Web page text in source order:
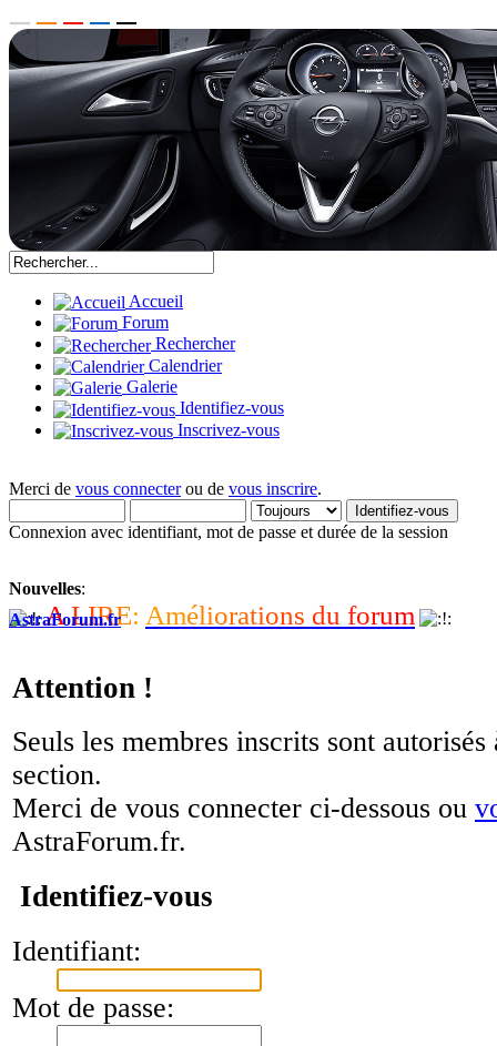
Accueil
Forum
Rechercher
Calendrier
Galerie
Identifiez-vous
Inscrivez-vous
Merci de vous connecterou de vous inscrire.
Connexion avec identifiant, mot de passe et durée de la session
Nouvelles:
A LIRE: Améliorations du forum
AstraForum.fr
Attention !
Seuls les membres inscrits sont autorisés
section.
Merci de vous connecter ci-dessous ou
AstraForum.fr.
Identifiez-vous
Identifiant:
Mot de passe: